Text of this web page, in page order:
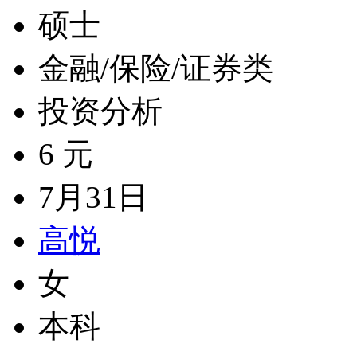
硕士
金融/保险/证券类
投资分析
6 元
7月31日
高悦
女
本科